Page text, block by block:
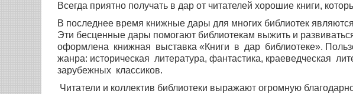
Всегда приятно получать в дар от читателей хорошие книги,
В последнее время книжные дары для многих библиотек
Эти бесценные дары помогают библиотекам выжить и
оформлена книжная выставка «Книги в дар библиотеке».
жанра: историческая литература, фантастика, краеведческая
зарубежных классиков.
Читатели и коллектив библиотеки выражают огромную